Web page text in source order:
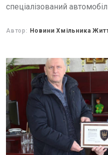
спеціалізований
інвалідністю, зокрема
Автор: Новини Хмільника